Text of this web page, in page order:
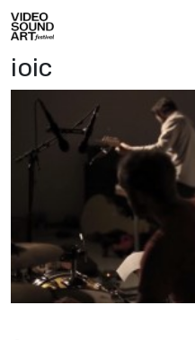
Skip to content
Video Sound Art
ioic